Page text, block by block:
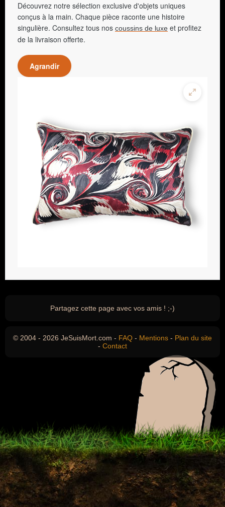
Découvrez notre sélection exclusive d'objets uniques
conçus à la main. Chaque pièce raconte une histoire
singulière. Consultez tous nos coussins de luxe et profitez
de la livraison offerte.
Agrandir
Partagez cette page avec vos amis ! ;-)
© 2004 - 2026 JeSuisMort.com - FAQ - Mentions - Plan du site
- Contact